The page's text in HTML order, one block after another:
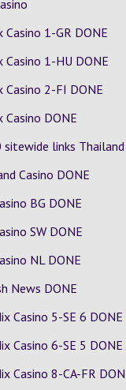
Casino 1-GR DONE
Casino 1-HU DONE
Casino 2-FI DONE
DONE
links Thailand
Casino DONE
BG DONE
SW DONE
NL DONE
News DONE
Casino 5-SE 6 DONE
Casino 6-SE 5 DONE
Casino 8-CA-FR